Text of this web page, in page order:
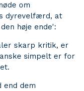
om
dyrevelfærd, at
høje ende':
skarp kritik, er
simpelt er for
end dem